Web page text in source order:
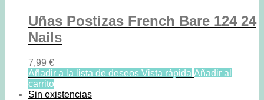
Uñas Postizas French Bare 124 24
Nails
7,99 €
Añadir a la lista de deseos Vista rápida Añadir al
carrito
Sin existencias